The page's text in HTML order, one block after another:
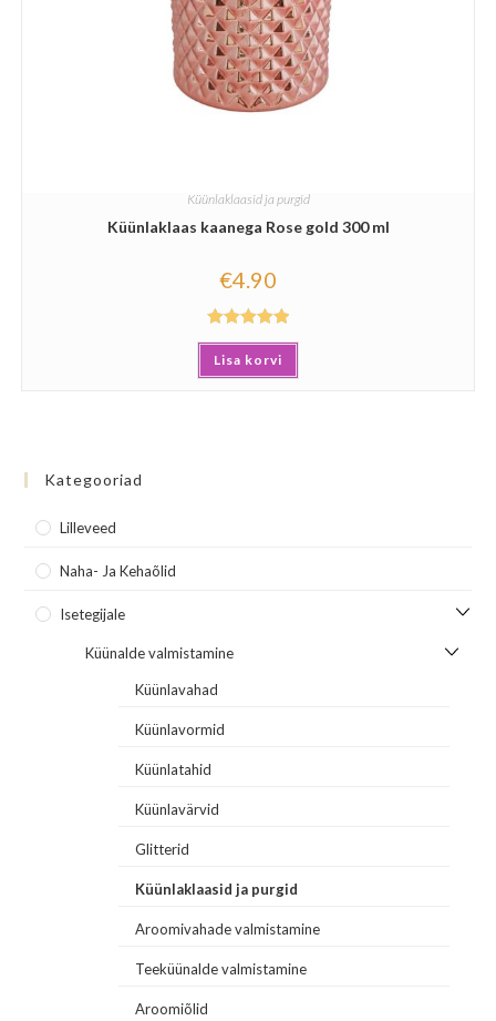
Küünlaklaasid ja purgid
Küünlaklaas kaanega Rose gold 300 ml
€4.90
Hinnanguga
5.00/ 5
Lisa korvi
Kategooriad
Lilleveed
Naha- Ja Kehaõlid
Isetegijale
Küünalde valmistamine
Küünlavahad
Küünlavormid
Küünlatahid
Küünlavärvid
Glitterid
Küünlaklaasid ja purgid
Aroomivahade valmistamine
Teeküünalde valmistamine
Aroomiõlid